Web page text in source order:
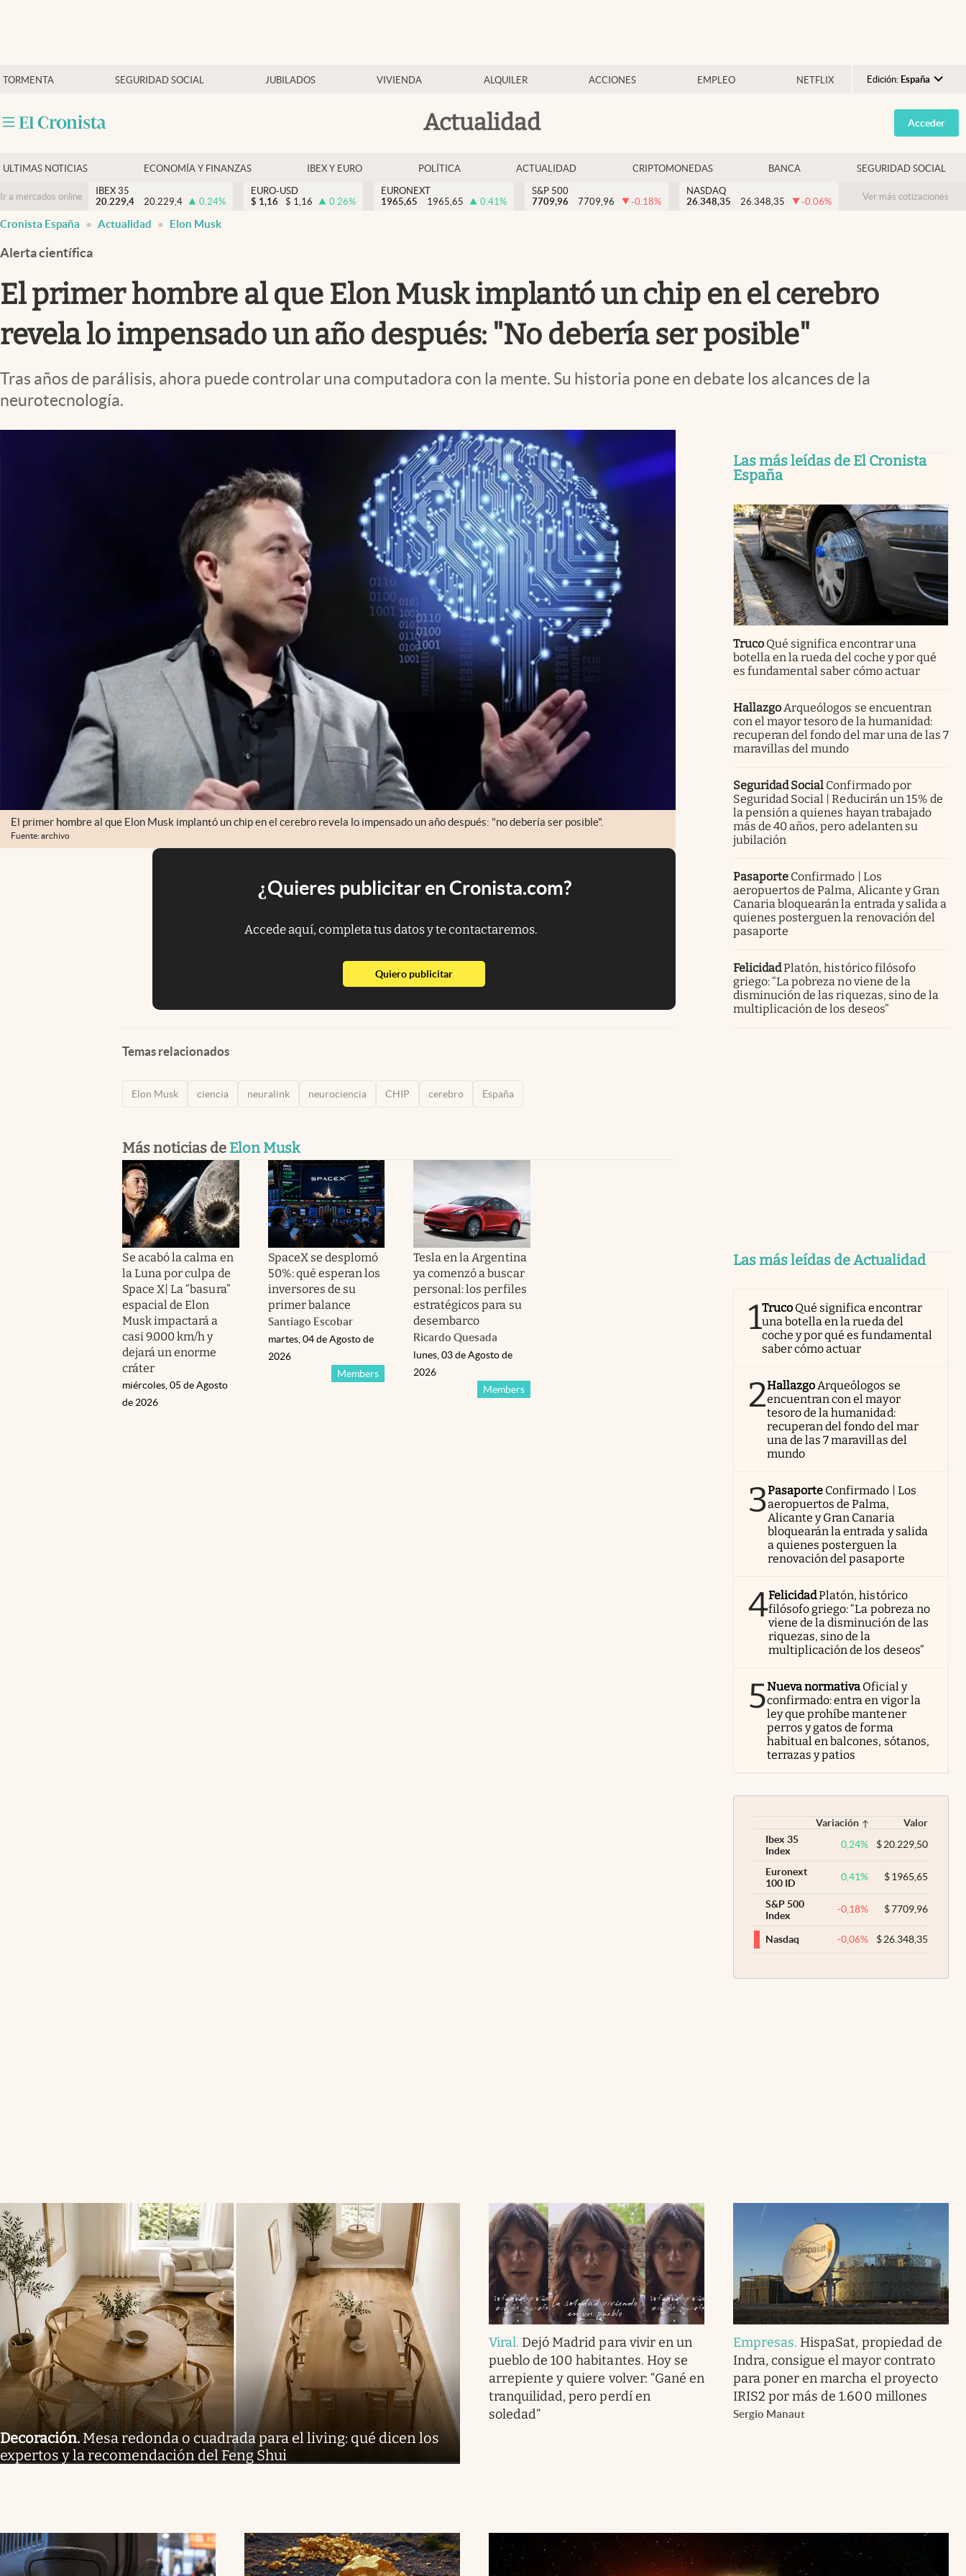
TORMENTA SEGURIDAD SOCIAL JUBILADOS VIVIENDA ALQUILER ACCIONES EMPLEO NETFLIX Edición: España
Argentina
España
USA
Colombia
Actualidad
Economía y finanzas
Criptomonedas
Acceder
ULTIMAS NOTICIAS ECONOMÍA Y FINANZAS IBEX Y EURO POLÍTICA ACTUALIDAD CRIPTOMONEDAS BANCA SEGURIDAD SOCIAL
Ir a mercados online
IBEX 35
20.229,4
20.229,4 0.24%
EURO-USD
$ 1,16 $ 1,16 0.26%
EURONEXT
1965,65
1965,65 0.41%
S&P 500
7709,96
7709,96 -0.18%
NASDAQ
26.348,35
26.348,35 -0.06% Ver más cotizaciones
Cronista España Actualidad Elon Musk
Alerta científica
El primer hombre al que Elon Musk implantó un chip en el cerebro
revela lo impensado un año después: "No debería ser posible"
Tras años de parálisis, ahora puede controlar una computadora con la mente. Su historia pone en debate los alcances de la
neurotecnología.
El primer hombre al que Elon Musk implantó un chip en el cerebro revela lo impensado un año después: "no debería ser posible".
Fuente: archivo
¿Quieres publicitar en Cronista.com?
Accede aquí, completa tus datos y te contactaremos.
Quiero publicitarabre en nueva pestaña
Temas relacionados
Elon Musk ciencia neuralink neurociencia CHIP cerebro España
Más noticias de Elon Musk
Se acabó la calma en
la Luna por culpa de
Space X| La “basura”
espacial de Elon
Musk impactará a
casi 9.000 km/h y
dejará un enorme
cráter
miércoles, 05 de Agosto
de 2026
SpaceX se desplomó
50%: qué esperan los
inversores de su
primer balance
Santiago Escobar
Members
martes, 04 de Agosto de
2026
Tesla en la Argentina
ya comenzó a buscar
personal: los perfiles
estratégicos para su
desembarco
Ricardo Quesada
Members
lunes, 03 de Agosto de
2026
Las más leídas de El Cronista
España
Truco Qué significa encontrar una
botella en la rueda del coche y por qué
es fundamental saber cómo actuar
HallazgoArqueólogos se encuentran
con el mayor tesoro de la humanidad:
recuperan del fondo del mar una de las 7
maravillas del mundo
Seguridad Social Confirmado por
Seguridad Social | Reducirán un 15% de
la pensión a quienes hayan trabajado
más de 40 años, pero adelanten su
jubilación
Pasaporte Confirmado | Los
aeropuertos de Palma, Alicante y Gran
Canaria bloquearán la entrada y salida a
quienes posterguen la renovación del
pasaporte
FelicidadPlatón, histórico filósofo
griego: “La pobreza no viene de la
disminución de las riquezas, sino de la
multiplicación de los deseos”
Las más leídas de Actualidad
1Truco Qué significa encontrar
una botella en la rueda del
coche y por qué es fundamental
saber cómo actuar
2HallazgoArqueólogos se
encuentran con el mayor
tesoro de la humanidad:
recuperan del fondo del mar
una de las 7 maravillas del
mundo
3Pasaporte Confirmado | Los
aeropuertos de Palma,
Alicante y Gran Canaria
bloquearán la entrada y salida
a quienes posterguen la
renovación del pasaporte
4FelicidadPlatón, histórico
filósofo griego: “La pobreza no
viene de la disminución de las
riquezas, sino de la
multiplicación de los deseos”
5Nueva normativa Oficial y
confirmado: entra en vigor la
ley que prohíbe mantener
perros y gatos de forma
habitual en balcones, sótanos,
terrazas y patios
Variación
Valor
Ibex 35
Index
0,24% $20.229,50
Euronext
100 ID
0,41% $1965,65
S&P 500
Index
-0,18% $7709,96
Nasdaq -0,06% $26.348,35
Decoración.Mesa redonda o cuadrada para el living: qué dicen los
expertos y la recomendación del Feng Shui
Viral. Dejó Madrid para vivir en un
pueblo de 100 habitantes. Hoy se
arrepiente y quiere volver: “Gané en
tranquilidad, pero perdí en
soledad”
Empresas. HispaSat, propiedad de
Indra, consigue el mayor contrato
para poner en marcha el proyecto
IRIS2 por más de 1.600 millones
Sergio Manaut